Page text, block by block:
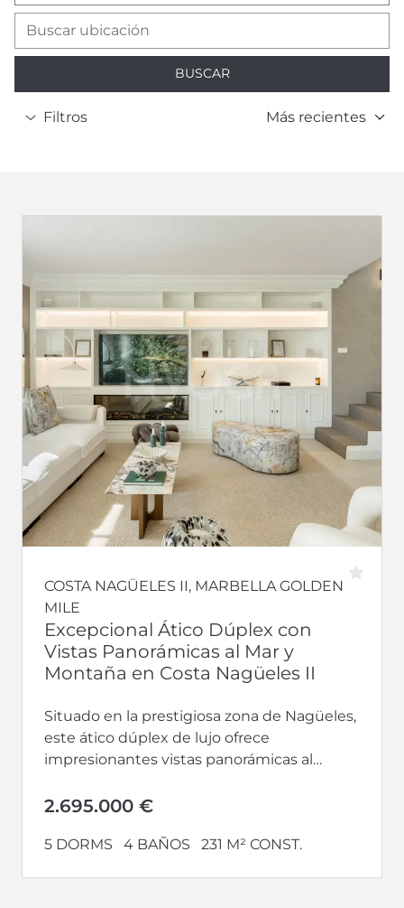
BUSCAR
Filtros Más recientes
COSTA NAGÜELES II, MARBELLA GOLDEN
MILE
Excepcional Ático Dúplex con
Vistas Panorámicas al Mar y
Montaña en Costa Nagüeles II
Situado en la prestigiosa zona de Nagüeles,
este ático dúplex de lujo ofrece
impresionantes vistas panorámicas al
circundantes, combinando diseño...
2.695.000 €
5 DORMS 4 BAÑOS 231 M² CONST.